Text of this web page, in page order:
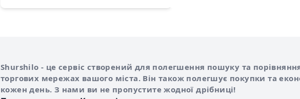
Про сервіс Shurshilo
Shurshilo - це сервіс створений для полегшення пошуку та
торгових мережах вашого міста. Він також полегшує покупки та
кожен день. З нами ви не пропустите жодної дрібниці!